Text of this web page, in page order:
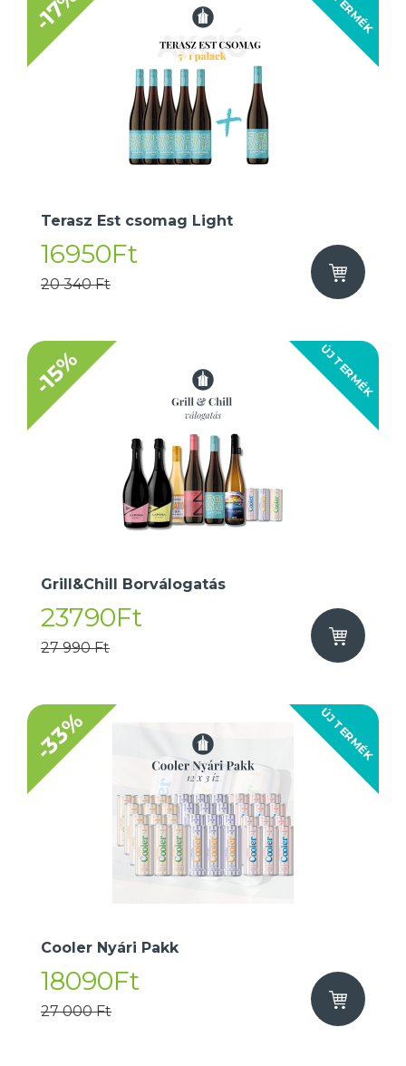
Terasz Est csomag Light
16950Ft
20 340 Ft
ÚJ TERMÉK
-15%
Grill&Chill Borválogatás
23790Ft
27 990 Ft
ÚJ TERMÉK
-33%
Cooler Nyári Pakk
18090Ft
27 000 Ft